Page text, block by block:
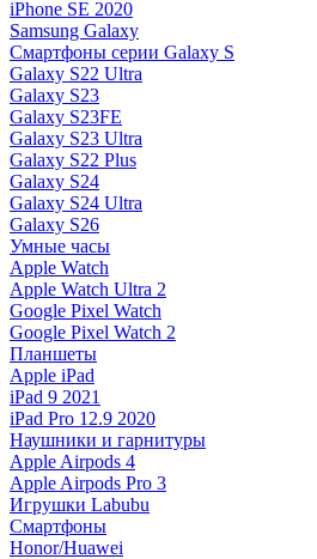
iPhone SE 2020
Samsung Galaxy
Смартфоны серии Galaxy S
Galaxy S22 Ultra
Galaxy S23
Galaxy S23FE
Galaxy S23 Ultra
Galaxy S22 Plus
Galaxy S24
Galaxy S24 Ultra
Galaxy S26
Умные часы
Apple Watch
Apple Watch Ultra 2
Google Pixel Watch
Google Pixel Watch 2
Планшеты
Apple iPad
iPad 9 2021
iPad Pro 12.9 2020
Наушники и гарнитуры
Apple Airpods 4
Apple Airpods Pro 3
Игрушки Labubu
Смартфоны
Honor/Huawei